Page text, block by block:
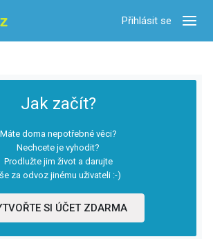
Přihlásit se
Jak začít?
Máte doma nepotřebné věci?
Nechcete je vyhodit?
Prodlužte jim život a darujte
za odvoz jinému uživateli :-)
SI ÚČET ZDARMA